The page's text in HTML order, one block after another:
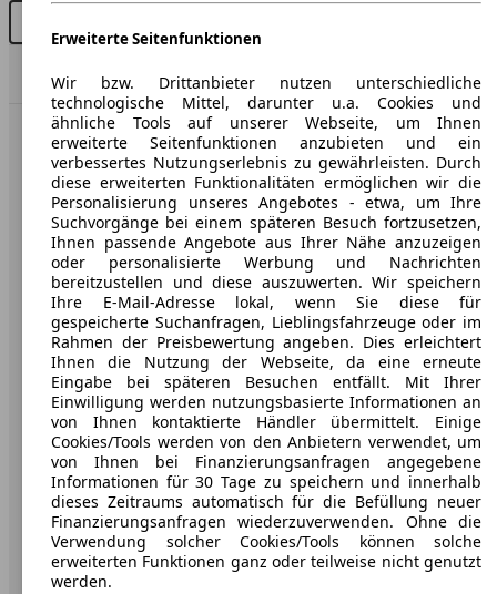
Nach Oben
AutoScout24: Europaweit der größte Online-Automarkt.
Unternehmen
Über AutoScout24
Presse
Karriere
Werbung
AGB
Datenschutz
Impressum
Erklärung zur Barrierefreiheit
Service
Erweiterte Seitenfunktionen
Wir bzw. Drittanbieter nutzen unterschiedliche
technologische Mittel, darunter u.a. Cookies und
ähnliche Tools auf unserer Webseite, um Ihnen
erweiterte Seitenfunktionen anzubieten und ein
verbessertes Nutzungserlebnis zu gewährleisten. Durch
diese erweiterten Funktionalitäten ermöglichen wir die
Personalisierung unseres Angebotes - etwa, um Ihre
Suchvorgänge bei einem späteren Besuch fortzusetzen,
Ihnen passende Angebote aus Ihrer Nähe anzuzeigen
oder personalisierte Werbung und Nachrichten
bereitzustellen und diese auszuwerten. Wir speichern
Ihre E-Mail-Adresse lokal, wenn Sie diese für
gespeicherte Suchanfragen, Lieblingsfahrzeuge oder im
Rahmen der Preisbewertung angeben. Dies erleichtert
Ihnen die Nutzung der Webseite, da eine erneute
Eingabe bei späteren Besuchen entfällt. Mit Ihrer
Einwilligung werden nutzungsbasierte Informationen an
von Ihnen kontaktierte Händler übermittelt. Einige
Cookies/Tools werden von den Anbietern verwendet, um
von Ihnen bei Finanzierungsanfragen angegebene
Informationen für 30 Tage zu speichern und innerhalb
dieses Zeitraums automatisch für die Befüllung neuer
Finanzierungsanfragen wiederzuverwenden. Ohne die
Verwendung solcher Cookies/Tools können solche
erweiterten Funktionen ganz oder teilweise nicht genutzt
werden.